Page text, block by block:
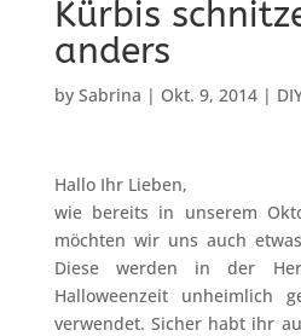
Kürbis
anders
by Sabrina | Okt. 9, 2014|
Hallo Ihr Lieben,
wie bereits in unserem
möchten wir uns auch
Diese werden in der
Halloweenzeit unheimlich
verwendet. Sicher habt ihr